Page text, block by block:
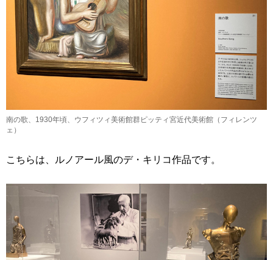
南の歌、1930年頃、ウフィツィ美術館群ピッティ宮近代美術館（フィレンツ
ェ）
こちらは、ルノアール風のデ・キリコ作品です。